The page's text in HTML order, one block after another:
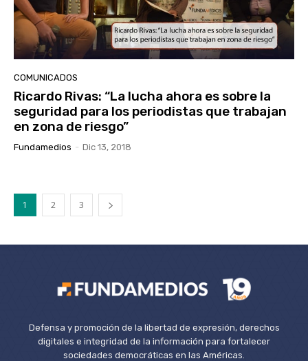
COMUNICADOS
Ricardo Rivas: “La lucha ahora es sobre la
seguridad para los periodistas que trabajan
en zona de riesgo”
Fundamedios - Dic 13, 2018
1 2 3
Defensa y promoción de la libertad de expresión, derechos
digitales e integridad de la información para fortalecer
sociedades democráticas en las Américas.